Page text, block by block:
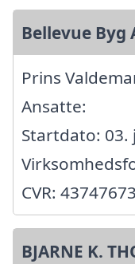
Bellevue Byg
Prins
Ansatte:
Startdato: 03.
CVR: 43747673
BJARNE K.